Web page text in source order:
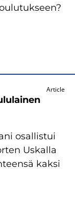
Article
osallistui
Uskalla
kaksi